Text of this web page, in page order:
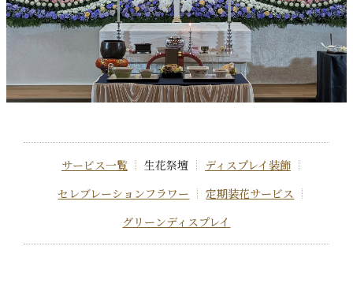
サービス一覧 生花祭壇
ディスプレイ装飾
セレブレーションフラワー
定期装花サービス
グリーンディスプレイ